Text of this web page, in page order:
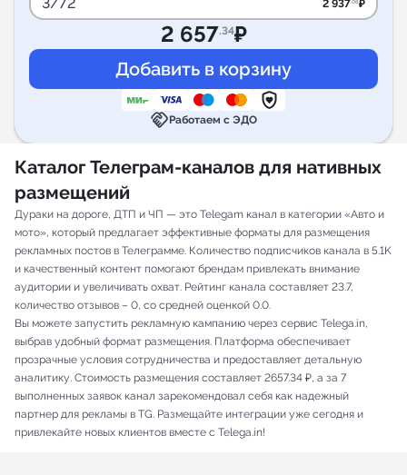
2 937.06₽
2 657.34₽
handshakeРаботаем с ЭДО
Каталог Телеграм-каналов для нативных
размещений
Дураки на дороге, ДТП и ЧП — это Telegam канал в категории «Авто и
мото», который предлагает эффективные форматы для размещения
рекламных постов в Телеграмме. Количество подписчиков канала в 5.1K
и качественный контент помогают брендам привлекать внимание
аудитории и увеличивать охват. Рейтинг канала составляет 23.7,
количество отзывов – 0, со средней оценкой 0.0.
Вы можете запустить рекламную кампанию через сервис Telega.in,
выбрав удобный формат размещения. Платформа обеспечивает
прозрачные условия сотрудничества и предоставляет детальную
аналитику. Стоимость размещения составляет 2657.34 ₽, а за 7
выполненных заявок канал зарекомендовал себя как надежный
партнер для рекламы в TG. Размещайте интеграции уже сегодня и
привлекайте новых клиентов вместе с Telega.in!